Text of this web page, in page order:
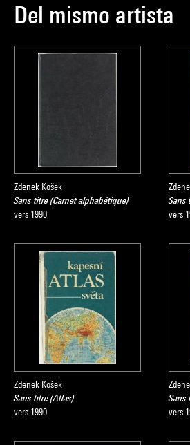
Del mismo artista
Zdenek Košek
Sans titre (Carnet alphabétique)
vers 1990
Sans
vers
Zdenek Košek
Sans titre (Atlas)
vers 1990
Sans
vers